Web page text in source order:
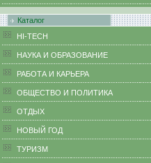
Каталог
HI-TECH
НАУКА И ОБРАЗОВАНИЕ
РАБОТА И КАРЬЕРА
ОБЩЕСТВО И ПОЛИТИКА
ОТДЫХ
НОВЫЙ ГОД
ТУРИЗМ